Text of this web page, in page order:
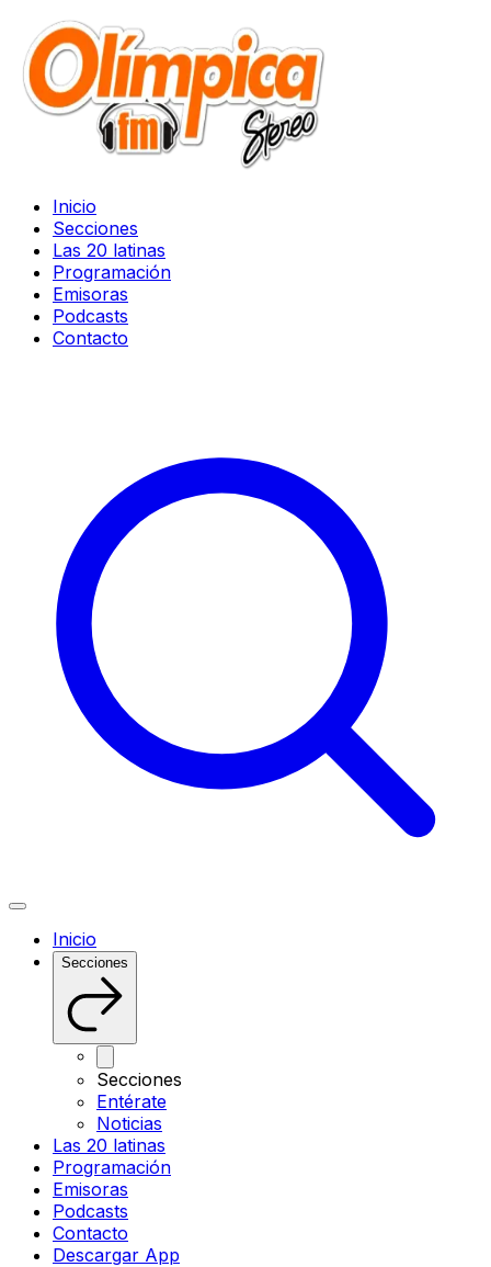
Inicio
Secciones
Las 20 latinas
Programación
Emisoras
Podcasts
Contacto
Inicio
Secciones
Secciones
Entérate
Noticias
Las 20 latinas
Programación
Emisoras
Podcasts
Contacto
Descargar App